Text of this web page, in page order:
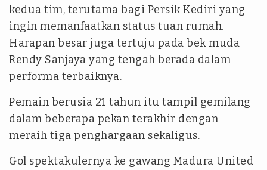
kedua tim, terutama bagi Persik Kediri yang
ingin memanfaatkan status tuan rumah.
Harapan besar juga tertuju pada bek muda
Rendy Sanjaya yang tengah berada dalam
performa terbaiknya.
Pemain berusia 21 tahun itu tampil gemilang
dalam beberapa pekan terakhir dengan
meraih tiga penghargaan sekaligus.
Gol spektakulernya ke gawang Madura United